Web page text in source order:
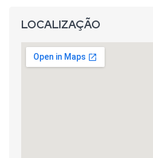
LOCALIZAÇÃO